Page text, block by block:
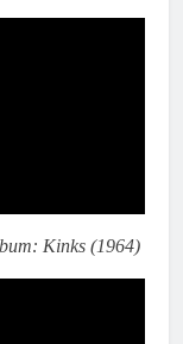
Kinks (1964)